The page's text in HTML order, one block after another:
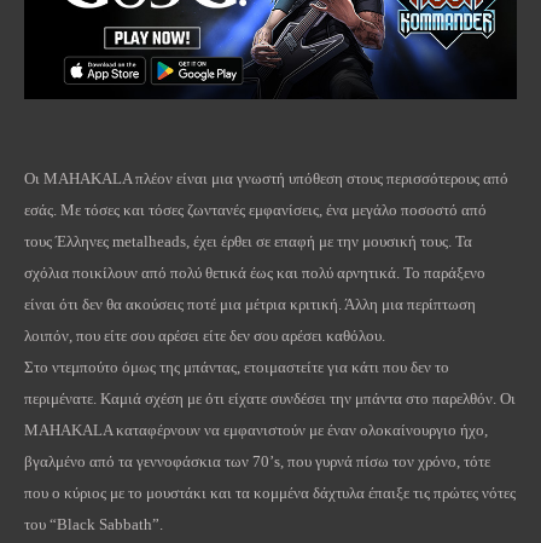
Οι MAHAKALA πλέον είναι μια γνωστή υπόθεση στους περισσότερους από
εσάς. Με τόσες και τόσες ζωντανές εμφανίσεις, ένα μεγάλο ποσοστό από
τους Έλληνες metalheads , έχει έρθει σε επαφή με την μουσική τους. Τα
σχόλια ποικίλουν από πολύ θετικά έως και πολύ αρνητικά. Το παράξενο
είναι ότι δεν θα ακούσεις ποτέ μια μέτρια κριτική. Άλλη μια περίπτωση
λοιπόν, που είτε σου αρέσει είτε δεν σου αρέσει καθόλου.
Στο ντεμπούτο όμως της μπάντας, ετοιμαστείτε για κάτι που δεν το
περιμένατε. Καμιά σχέση με ότι είχατε συνδέσει την μπάντα στο παρελθόν. Οι
MAHAKALA καταφέρνουν να εμφανιστούν με έναν ολοκαίνουργιο ήχο,
βγαλμένο από τα γεννοφάσκια των 70’s , που γυρνά πίσω τον χρόνο, τότε
που ο κύριος με το μουστάκι και τα κομμένα δάχτυλα έπαιξε τις πρώτες νότες
του “Black Sabbath”.